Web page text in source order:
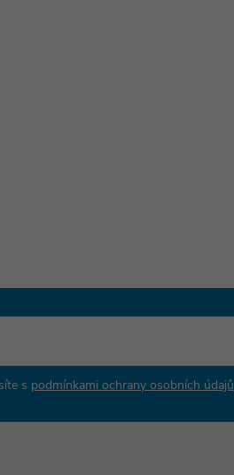
s podmínkami ochrany osobních údajů